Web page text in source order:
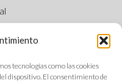
tecnologías como las cookies
dispositivo. El consentimiento de